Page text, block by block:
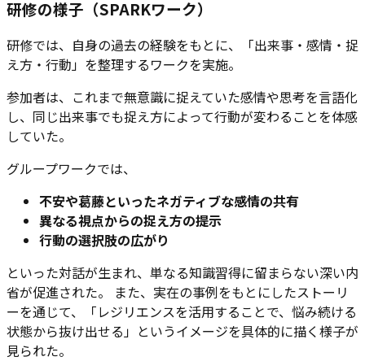
研修の様子（SPARKワーク）
研修では、自身の過去の経験をもとに、「出来事・感情・捉
え方・行動」を整理するワークを実施。
参加者は、これまで無意識に捉えていた感情や思考を言語化
し、同じ出来事でも捉え方によって行動が変わることを体感
していた。
グループワークでは、
不安や葛藤といったネガティブな感情の共有
異なる視点からの捉え方の提示
行動の選択肢の広がり
といった対話が生まれ、単なる知識習得に留まらない深い内
省が促進された。 また、実在の事例をもとにしたストーリ
ーを通じて、「レジリエンスを活用することで、悩み続ける
状態から抜け出せる」というイメージを具体的に描く様子が
見られた。